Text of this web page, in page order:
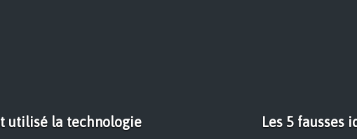
utilisé la technologie Les 5 fausses